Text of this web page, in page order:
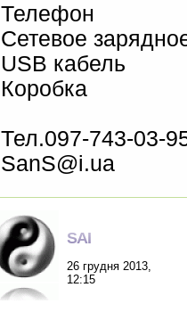
Телефон
Сетевое
USB кабель
Коробка
Тел.097-743-03-
SanS@i.ua
SAI
26 грудня 2013,
12:15